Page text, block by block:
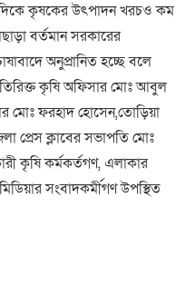
কৃষকের উৎপাদন খরচও কম
বর্তমান সরকারের
অনুপ্রানিত হচ্ছে বলে
কৃষি অফিসার মোঃ আবুল
মোঃ ফরহাদ হোসেন,তোড়িয়া
প্রেস ক্লাবের সভাপতি মোঃ
কৃষি কর্মকর্তগণ, এলাকার
সংবাদকর্মীগণ উপস্থিত